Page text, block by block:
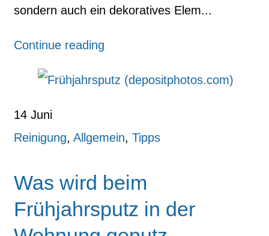
sondern auch ein dekoratives Elem...
Continue reading
14 Juni
Reinigung, Allgemein, Tipps
Was wird beim
Frühjahrsputz in der